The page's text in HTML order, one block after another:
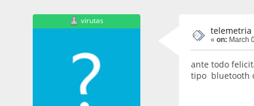
virutas
telemetria
« on: March
ante todo
tipo bluetooth